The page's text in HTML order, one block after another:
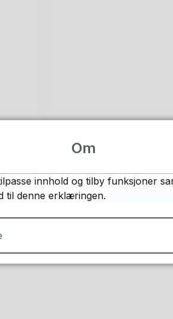
Om
innhold og tilby funksjoner
til denne erklæringen.